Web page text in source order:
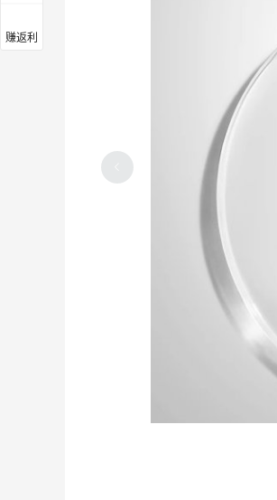
永辉超市，这几年逛的
古茗桃桃冰冰李半融化
赚返利